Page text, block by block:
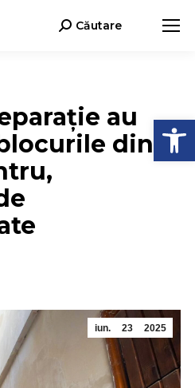
Search:Căutare
au
din
iun. 23 2025